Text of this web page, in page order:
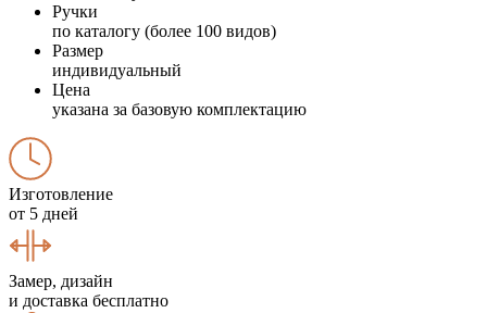
Ручки
по каталогу (более 100 видов)
Размер
индивидуальный
Цена
указана за базовую комплектацию
Изготовление
от 5 дней
Замер, дизайн
и доставка бесплатно